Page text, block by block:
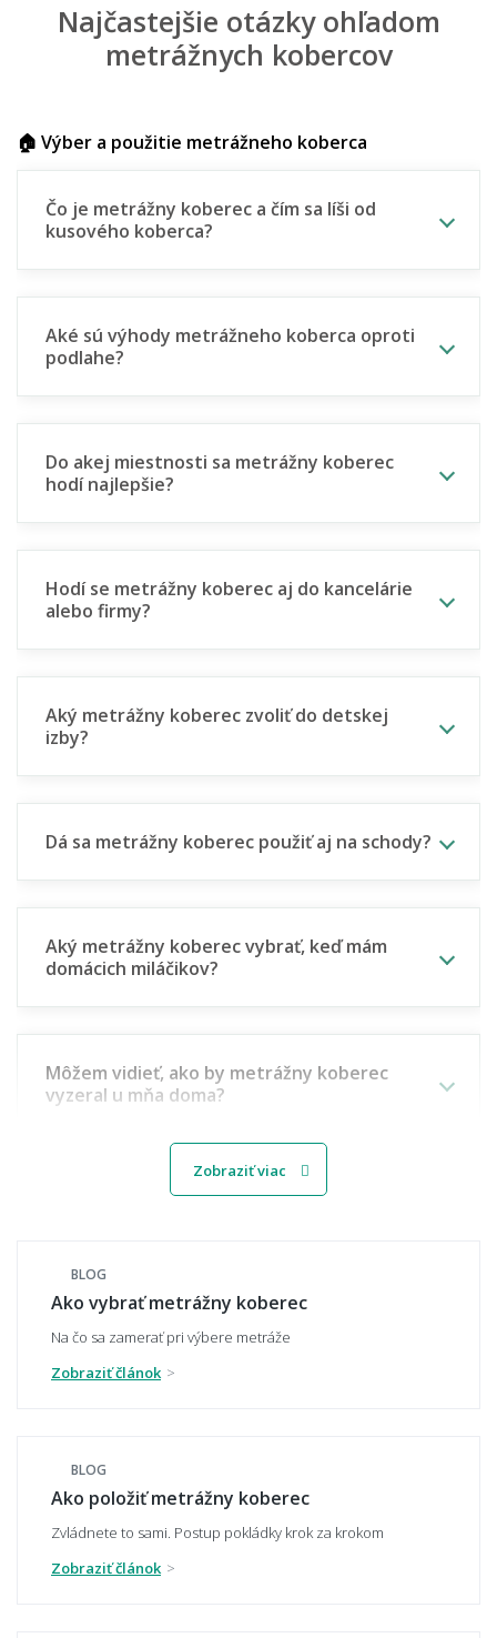
Najčastejšie otázky ohľadom
metrážnych kobercov
🏠 Výber a použitie metrážneho koberca
Čo je metrážny koberec a čím sa líši od
kusového koberca?
Aké sú výhody metrážneho koberca oproti
podlahe?
Do akej miestnosti sa metrážny koberec
hodí najlepšie?
Hodí se metrážny koberec aj do kancelárie
alebo firmy?
Aký metrážny koberec zvoliť do detskej
izby?
Dá sa metrážny koberec použiť aj na schody?
Aký metrážny koberec vybrať, keď mám
domácich miláčikov?
Môžem vidieť, ako by metrážny koberec
vyzeral u mňa doma?
Viete mi miestnosť namodelovať aj do iného
🧵 Materiál a kvalita
Aký materiál metrážneho koberca vybrať -
Čo znamená záťažová trieda u metrážneho
koberca?
Zobraziť viac
BLOG
Ako vybrať metrážny koberec
Na čo sa zamerať pri výbere metráže
Zobraziť článok
BLOG
Ako položiť metrážny koberec
Zvládnete to sami. Postup pokládky krok za krokom
Zobraziť článok